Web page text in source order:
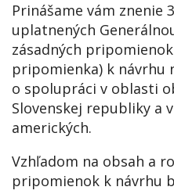
Prinášame vám znenie
uplatnených
zásadných
pripomienka) k návrhu
o spolupráci v oblasti
Slovenskej republiky a
amerických.
Vzhľadom na obsah a
pripomienok k návrhu